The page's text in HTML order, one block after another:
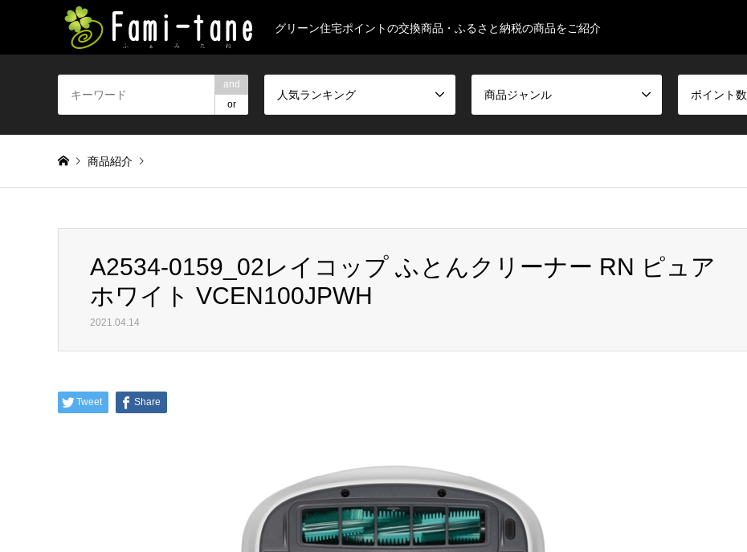
グリーン住宅ポイントの交換商品・ふるさと納税の商品をご紹介
and
or
人気ランキング 商品ジャンル ポイント数
商品紹介
A2534-0159_02レイコップ ふとんクリーナー RN ピュアホワイト VCEN100JPWH
A2534-0159_02レイコップ ふとんクリーナー RN ピュア
ホワイト VCEN100JPWH
2021.04.14
Tweet Share